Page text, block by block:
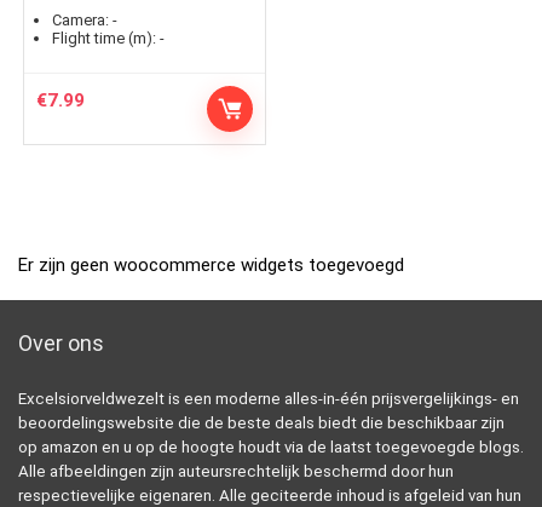
Camera: -
Flight time (m): -
€7.99
Er zijn geen woocommerce widgets toegevoegd
Over ons
Excelsiorveldwezelt is een moderne alles-in-één prijsvergelijkings- en
beoordelingswebsite die de beste deals biedt die beschikbaar zijn
op amazon en u op de hoogte houdt via de laatst toegevoegde blogs.
Alle afbeeldingen zijn auteursrechtelijk beschermd door hun
respectievelijke eigenaren. Alle geciteerde inhoud is afgeleid van hun